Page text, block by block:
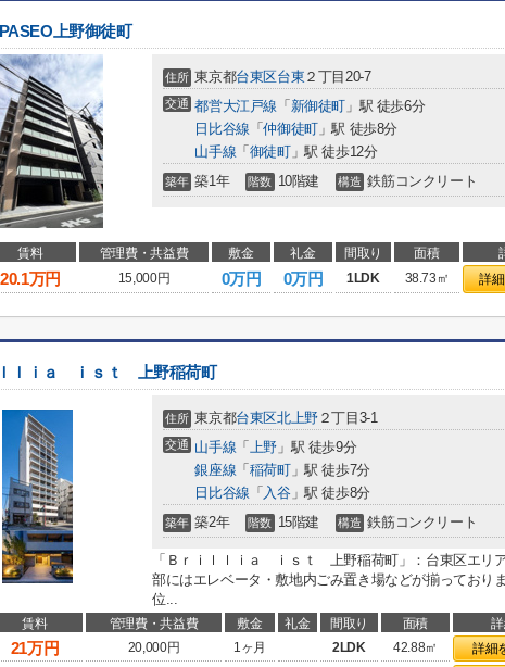
上野御徒町
住所 東京都台東区台東 ２丁目20-7
交通 都営大江戸線 「 新御徒町 」駅 徒歩6分
日比谷線 「仲御徒町」駅 徒歩8分
山手線 「 御徒町」駅 徒歩12分
築年 築1年 階数 10階建 構造 鉄筋コンクリート
賃料 管理費・共益費 敷金 礼金 間取り 面積
20.1万円 15,000円 0万円 0万円 1LDK 38.73㎡ 詳
ｌｉａ ｉｓｔ 上野稲荷町
住所 東京都台東区北上野２丁目3-1
交通 山手線 「 上野 」駅 徒歩9分
銀座線 「 稲荷町」駅 徒歩7分
日比谷線 「 入谷」駅 徒歩8分
築年 築2年 階数 15階建 構造 鉄筋コンクリート
「Ｂｒｉｌｌｉａ ｉｓｔ 上野稲荷町」：台東区エリ
部にはエレベータ・敷地内ごみ置き場などが揃っており
位...
賃料 管理費・共益費 敷金 礼金 間取り 面積
21万円 20,000円 1ヶ月 2LDK 42.88㎡ 詳細